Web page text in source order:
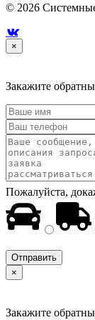
© 2026

×
Закажите
Пожалуйста,
×
Закажите